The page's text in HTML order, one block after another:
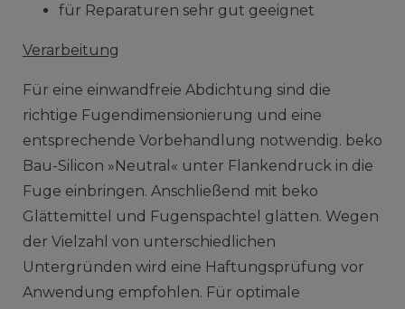
für Reparaturen sehr gut geeignet
Verarbeitung
Für eine einwandfreie Abdichtung sind die
richtige Fugendimensionierung und eine
entsprechende Vorbehandlung notwendig. beko
Bau-Silicon »Neutral« unter Flankendruck in die
Fuge einbringen. Anschließend mit beko
Glättemittel und Fugenspachtel glätten. Wegen
der Vielzahl von unterschiedlichen
Untergründen wird eine Haftungsprüfung vor
Anwendung empfohlen. Für optimale